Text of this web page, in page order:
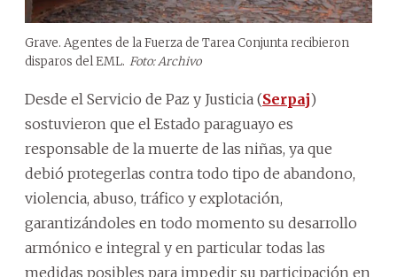
Grave. Agentes de la Fuerza de Tarea Conjunta recibieron
disparos del EML. Foto: Archivo
Desde el Servicio de Paz y Justicia (Serpaj)
sostuvieron que el Estado paraguayo es
responsable de la muerte de las niñas, ya que
debió protegerlas contra todo tipo de abandono,
violencia, abuso, tráfico y explotación,
garantizándoles en todo momento su desarrollo
armónico e integral y en particular todas las
medidas posibles para impedir su participación en